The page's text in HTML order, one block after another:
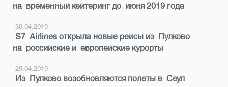
на временный кейтеринг до июня 2019 года
30.04.2019
S7 Airlines открыла новые рейсы из Пулково
на российские и европейские курорты
29.04.2019
Из Пулково возобновляются полеты в Сеул